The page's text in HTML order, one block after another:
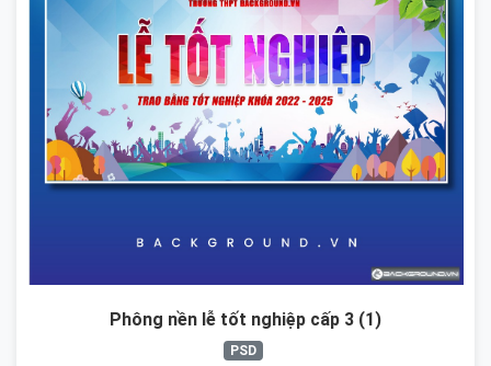
Phông nền lễ tốt nghiệp cấp 3 (1)
PSD